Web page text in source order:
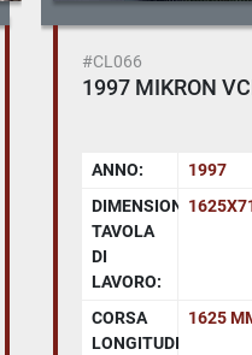
#CL066
1997 MIKRON
ANNO:
1997
DIMENSIONI
TAVOLA
DI
LAVORO:
CORSA
LONGITUDINALE
1625